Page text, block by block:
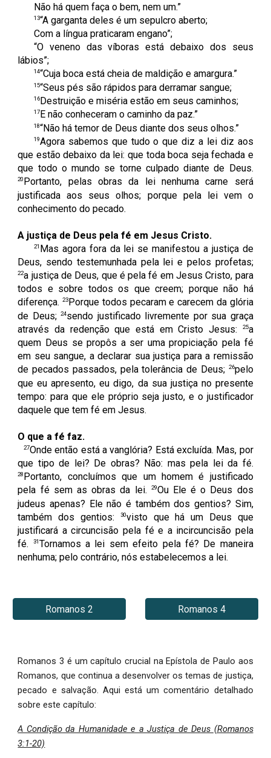
Não há quem faça o bem, nem um.”
13“A garganta deles é um sepulcro aberto;
Com a língua praticaram engano”;
“O veneno das víboras está debaixo dos seus
lábios”;
14“Cuja boca está cheia de maldição e amargura.”
15“Seus pés são rápidos para derramar sangue;
16 Destruição e miséria estão em seus caminhos;
17 E não conheceram o caminho da paz.”
18“Não há temor de Deus diante dos seus olhos.”
19Agora sabemos que tudo o que diz a lei diz aos
que estão debaixo da lei: que toda boca seja fechada e
que todo o mundo se torne culpado diante de Deus.
20 Portanto, pelas obras da lei nenhuma carne será
justificada aos seus olhos; porque pela lei vem o
conhecimento do pecado.
A justiça de Deus pela fé em Jesus Cristo.
21 Mas agora fora da lei se manifestou a justiça de
Deus, sendo testemunhada pela lei e pelos profetas;
22a justiça de Deus, que é pela fé em Jesus Cristo, para
todos e sobre todos os que creem; porque não há
diferença.23 Porque todos pecaram e carecem da glória
de Deus;24sendo justificado livremente por sua graça
através da redenção que está em Cristo Jesus:
25a
quem Deus se propôs a ser uma propiciação pela fé
em seu sangue, a declarar sua justiça para a remissão
de pecados passados, pela tolerância de Deus; 26pelo
que eu apresento, eu digo, da sua justiça no presente
tempo: para que ele próprio seja justo, e o justificador
daquele que tem fé em Jesus.
O que a fé faz.
27Onde então está a vanglória? Está excluída. Mas, por
que tipo de lei? De obras? Não: mas pela lei da fé.
28 Portanto, concluímos que um homem é justificado
pela fé sem as obras da lei.
29Ou Ele é o Deus dos
judeus apenas? Ele não é também dos gentios? Sim,
também dos gentios:
30visto que há um Deus que
justificará a circuncisão pela fé e a incircuncisão pela
fé.
31Tornamos a lei sem efeito pela fé? De maneira
nenhuma; pelo contrário, nós estabelecemos a lei.
Romanos 2 Romanos 4
Romanos 3 é um capítulo crucial na Epístola de Paulo aos
Romanos, que continua a desenvolver os temas de justiça,
pecado e salvação. Aqui está um comentário detalhado
sobre este capítulo:
A Condição da Humanidade e a Justiça de Deus (Romanos
3:1-20)